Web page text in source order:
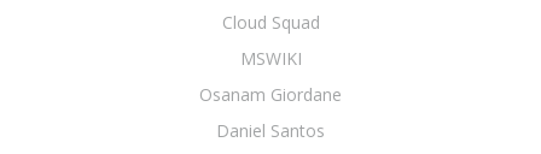
Cloud Squad
MSWIKI
Osanam Giordane
Daniel Santos